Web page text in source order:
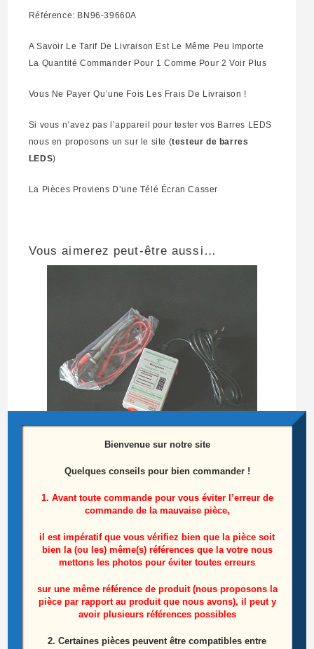
Référence: BN96-39660A
A Savoir Le Tarif De Livraison Est Le Même Peu Importe
La Quantité Commander Pour 1 Comme Pour 2 Voir Plus
Vous Ne Payer Qu’une Fois Les Frais De Livraison !
Si vous n’avez pas l’appareil pour tester vos Barres LEDS
nous en proposons un sur le site (testeur de barres
LEDS)
La Pièces Proviens D’une Télé Écran Casser
Vous aimerez peut-être aussi…
Testeur de barres LEDS
25,00€
Ajouter au panier
Bienvenue sur notre site
Quelques conseils pour bien commander !
1. Avant toute commande pour vous éviter l’erreur de
commande de la mauvaise pièce,
il est impératif que vous vérifiez bien que la pièce soit
bien la (ou les) même(s) références que la votre nous
mettons les photos pour éviter toutes erreurs
sur une même référence de produit (nous proposons la
pièce par rapport au produit que nous avons), il peut y
avoir plusieurs références possibles
2. Certaines pièces peuvent être compatibles entre